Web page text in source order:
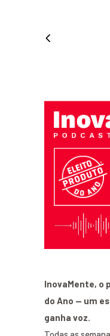
InovaMente, o
do Ano — um
ganha voz.